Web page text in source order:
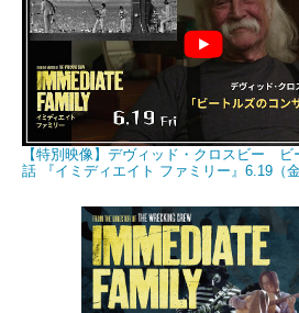
【特別映像】デヴィッド・クロスビー
話 『イミディエイト ファミリー』6.19（